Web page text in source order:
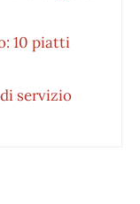
10 piatti
servizio